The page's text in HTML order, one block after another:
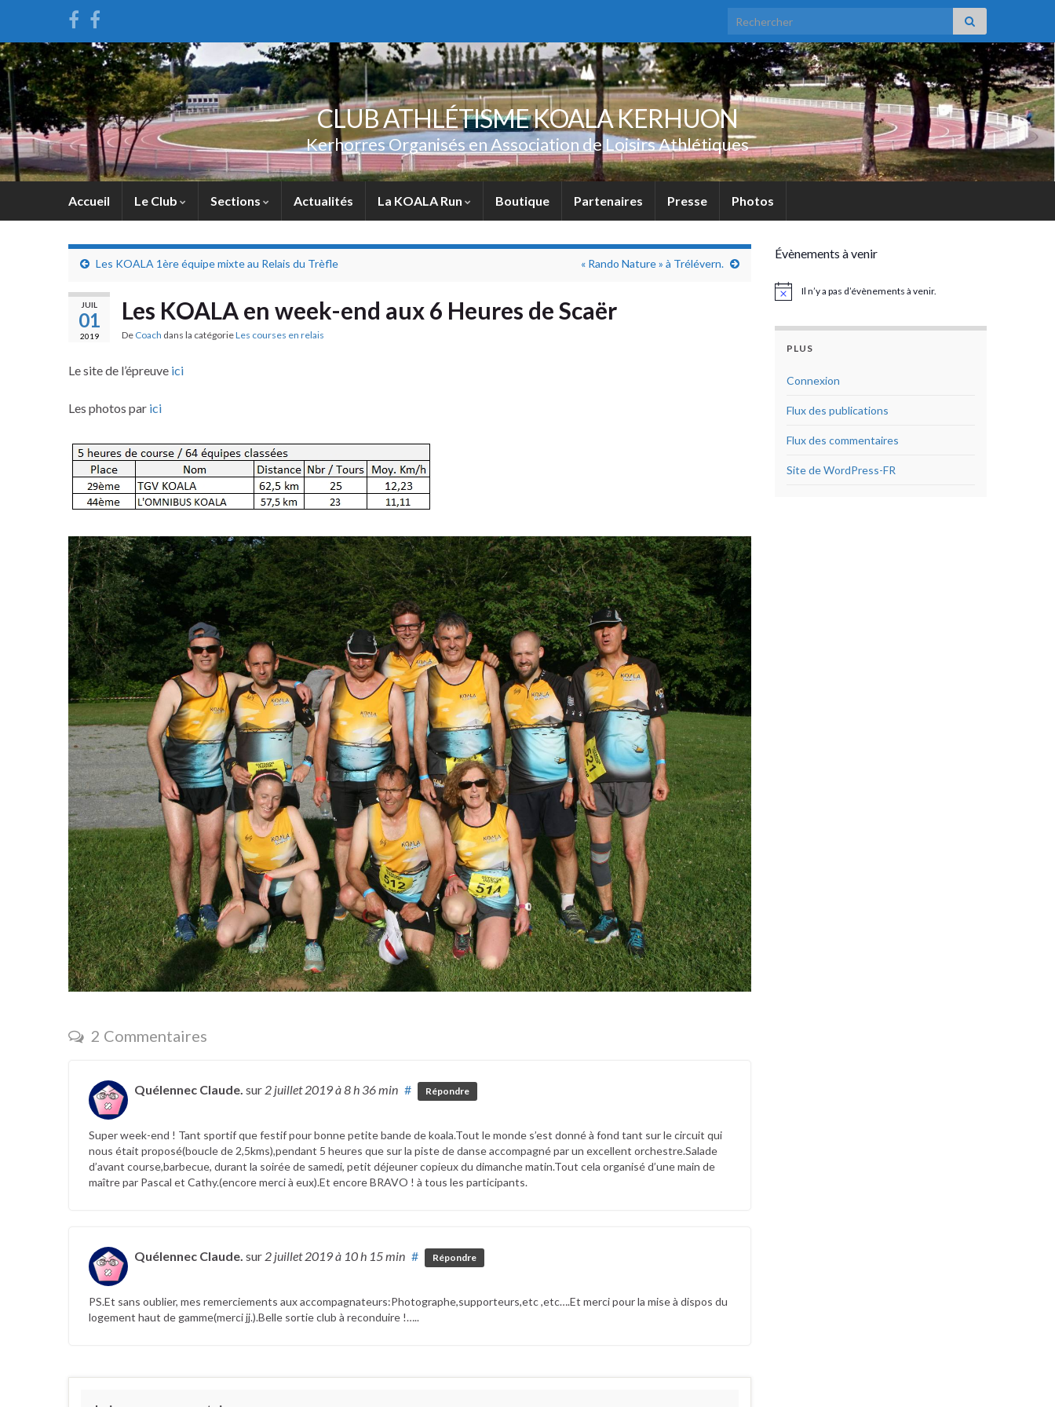
Search for:
CLUB ATHLÉTISME KOALA KERHUON
Kerhorres Organisés en Association de Loisirs Athlétiques
Accueil Le Club Sections Actualités La KOALA Run Boutique Partenaires Presse Photos
Les KOALA 1ère équipe mixte au Relais du Trèfle « Rando Nature » à Trélévern.
JUIL
01
2019
Les KOALA en week-end aux 6 Heures de Scaër
De Coach dans la catégorieLes courses en relais
Le site de l’épreuve ici
Les photos par ici
2 Commentaires
Quélennec Claude. sur 2 juillet 2019à 8 h 36 min # Répondre
Super week-end ! Tant sportif que festif pour bonne petite bande de koala.Tout le monde s’est donné à fond tant sur le circuit qui
nous était proposé(boucle de 2,5kms),pendant 5 heures que sur la piste de danse accompagné par un excellent orchestre.Salade
d’avant course,barbecue, durant la soirée de samedi, petit déjeuner copieux du dimanche matin.Tout cela organisé d’une main de
maître par Pascal et Cathy.(encore merci à eux).Et encore BRAVO ! à tous les participants.
Quélennec Claude. sur 2 juillet 2019à 10 h 15 min # Répondre
PS.Et sans oublier, mes remerciements aux accompagnateurs:Photographe,supporteurs,etc ,etc….Et merci pour la mise à dispos du
logement haut de gamme(merci jj.).Belle sortie club à reconduire !…..
Évènements à venir
NoticeIl n’y a pas d’évènements à venir.
PLUS
Connexion
Flux des publications
Flux des commentaires
Site de WordPress-FR